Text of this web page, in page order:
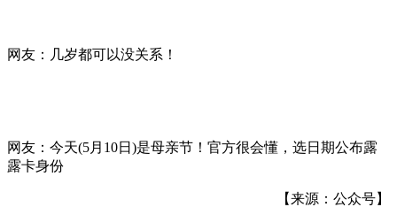
网友：几岁都可以没关系！
网友：今天(5月10日)是母亲节！官方很会懂，选日期公布露
露卡身份
【来源：公众号】